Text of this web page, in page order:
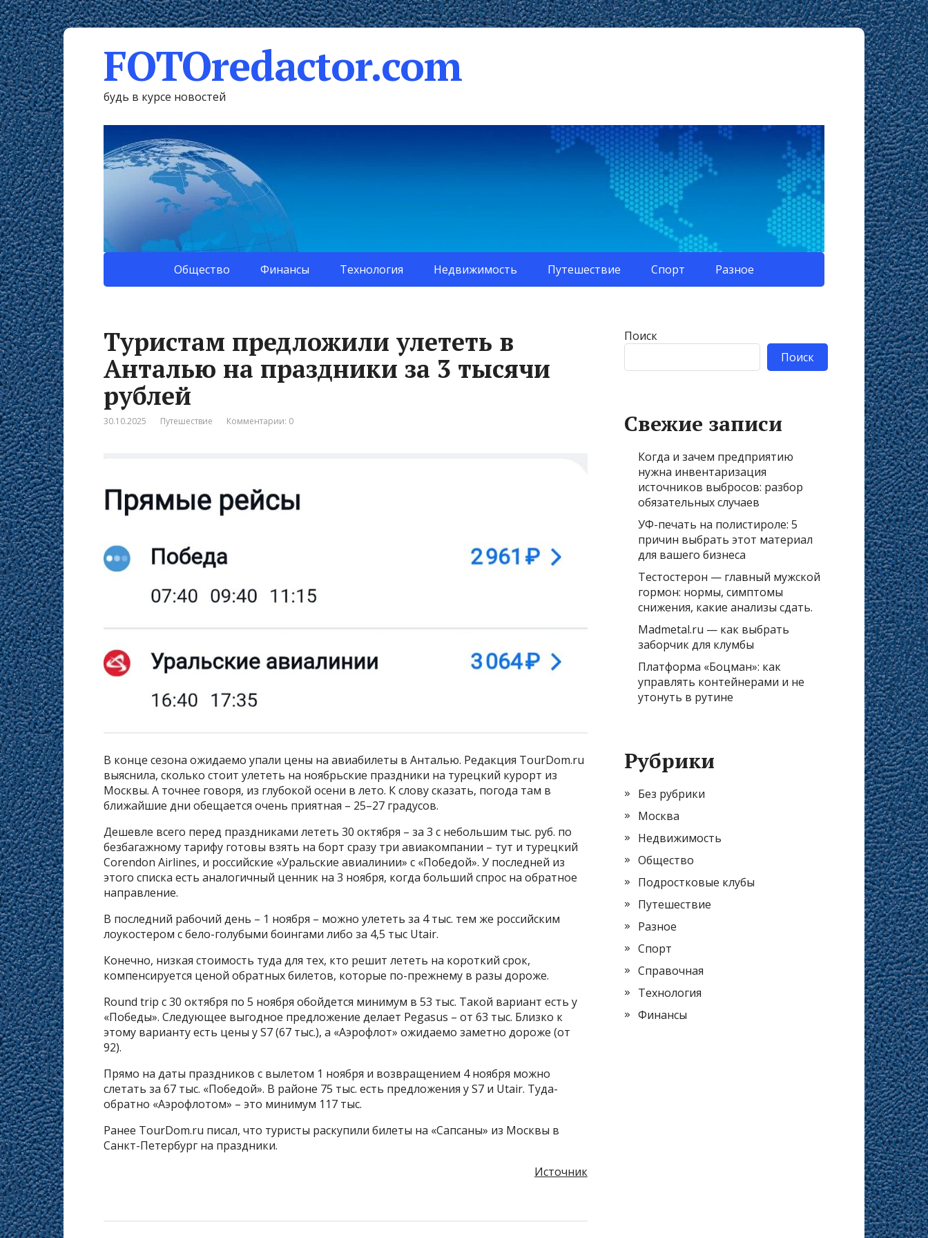
FOTOredactor.com
будь в курсе новостей
Общество Финансы Технология Недвижимость Путешествие Спорт Разное
Туристам предложили улететь в
Анталью на праздники за 3 тысячи
рублей
30.10.2025 Путешествие Комментарии: 0
В конце сезона ожидаемо упали цены на авиабилеты в Анталью. Редакция TourDom.ru
выяснила, сколько стоит улететь на ноябрьские праздники на турецкий курорт из
Москвы. А точнее говоря, из глубокой осени в лето. К слову сказать, погода там в
ближайшие дни обещается очень приятная – 25–27 градусов.
Дешевле всего перед праздниками лететь 30 октября – за 3 с небольшим тыс. руб. по
безбагажному тарифу готовы взять на борт сразу три авиакомпании – тут и турецкий
Corendon Airlines, и российские «Уральские авиалинии» с «Победой». У последней из
этого списка есть аналогичный ценник на 3 ноября, когда больший спрос на обратное
направление.
В последний рабочий день – 1 ноября – можно улететь за 4 тыс. тем же российским
лоукостером с бело-голубыми боингами либо за 4,5 тыс Utair.
Конечно, низкая стоимость туда для тех, кто решит лететь на короткий срок,
компенсируется ценой обратных билетов, которые по-прежнему в разы дороже.
Round trip с 30 октября по 5 ноября обойдется минимум в 53 тыс. Такой вариант есть у
«Победы». Следующее выгодное предложение делает Pegasus – от 63 тыс. Близко к
этому варианту есть цены у S7 (67 тыс.), а «Аэрофлот» ожидаемо заметно дороже (от
92).
Прямо на даты праздников с вылетом 1 ноября и возвращением 4 ноября можно
слетать за 67 тыс. «Победой». В районе 75 тыс. есть предложения у S7 и Utair. Туда-
обратно «Аэрофлотом» – это минимум 117 тыс.
Ранее TourDom.ru писал, что туристы раскупили билеты на «Сапсаны» из Москвы в
Санкт-Петербург на праздники.
Источник
Поиск
Поиск
Свежие записи
Когда и зачем предприятию
нужна инвентаризация
источников выбросов: разбор
обязательных случаев
УФ-печать на полистироле: 5
причин выбрать этот материал
для вашего бизнеса
Тестостерон — главный мужской
гормон: нормы, симптомы
снижения, какие анализы сдать.
Madmetal.ru — как выбрать
заборчик для клумбы
Платформа «Боцман»: как
управлять контейнерами и не
утонуть в рутине
Рубрики
Без рубрики
Москва
Недвижимость
Общество
Подростковые клубы
Путешествие
Разное
Спорт
Справочная
Технология
Финансы